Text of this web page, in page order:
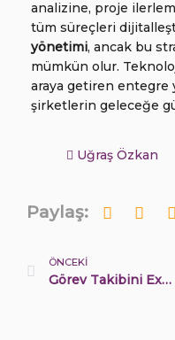
analizine, proje
tüm süreçleri
yönetimi, ancak bu
mümkün olur.
araya getiren entegre
şirketlerin geleceğe
Uğraş Özkan
Paylaş:
ÖNCEKI
Görev Takibini Excel’den Kurtarın: Dijital Görev Yönetimi Neden Şart?